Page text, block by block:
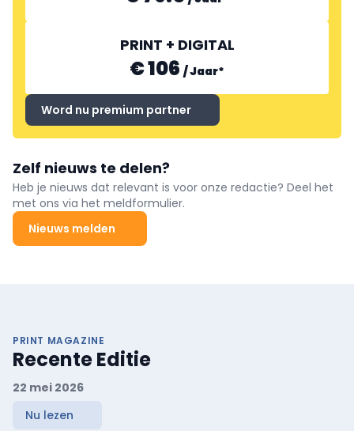
PRINT + DIGITAL
€ 106 /Jaar*
Word nu premium partner
Zelf nieuws te delen?
Heb je nieuws dat relevant is voor onze redactie? Deel het
met ons via het meldformulier.
Nieuws melden
PRINT MAGAZINE
Recente Editie
22 mei 2026
Nu lezen